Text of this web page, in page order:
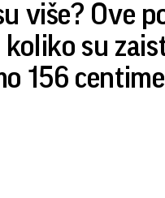
više? Ove
su
156